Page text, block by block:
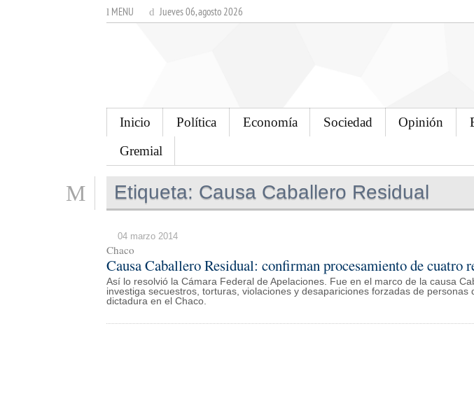
MENU Jueves 06, agosto 2026
Inicio Política Economía Sociedad Opinión
Gremial
Etiqueta: Causa Caballero Residual
04 marzo 2014
Chaco
Causa Caballero Residual: confirman procesamiento de cuatro
Así lo resolvió la Cámara Federal de Apelaciones. Fue en el marco de la causa
investiga secuestros, torturas, violaciones y desapariciones forzadas de personas
dictadura en el Chaco.